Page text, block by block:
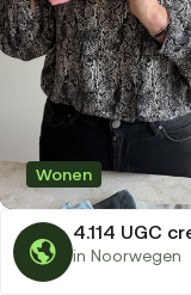
4.114 UGC
in Noorwegen
Wonen